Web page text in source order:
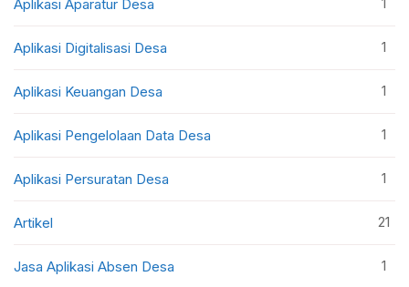
Aplikasi Aparatur Desa
Aplikasi Digitalisasi Desa 1
Aplikasi Keuangan Desa 1
Aplikasi Pengelolaan Data Desa 1
Aplikasi Persuratan Desa 1
Artikel 21
Jasa Aplikasi Absen Desa 1